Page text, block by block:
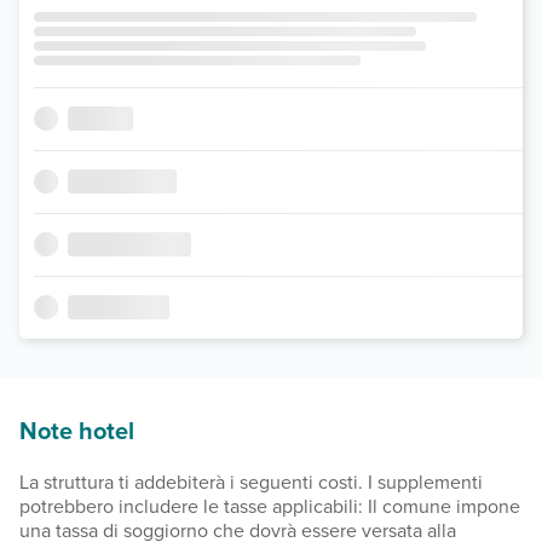
Note hotel
La struttura ti addebiterà i seguenti costi. I supplementi
potrebbero includere le tasse applicabili: Il comune impone
una tassa di soggiorno che dovrà essere versata alla